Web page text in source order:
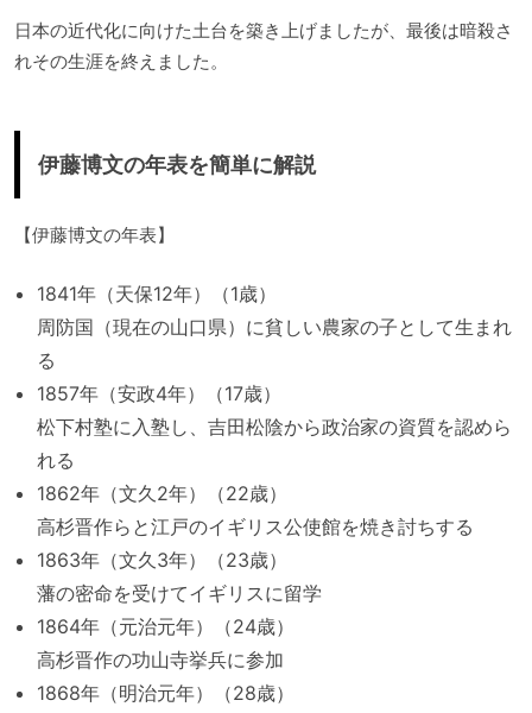
日本の近代化に向けた土台を築き上げましたが、最後は暗殺さ
れその生涯を終えました。
伊藤博文の年表を簡単に解説
【伊藤博文の年表】
1841年（天保12年）（1歳）
周防国（現在の山口県）に貧しい農家の子として生まれ
る
1857年（安政4年）（17歳）
松下村塾に入塾し、吉田松陰から政治家の資質を認めら
れる
1862年（文久2年）（22歳）
高杉晋作らと江戸のイギリス公使館を焼き討ちする
1863年（文久3年）（23歳）
藩の密命を受けてイギリスに留学
1864年（元治元年）（24歳）
高杉晋作の功山寺挙兵に参加
1868年（明治元年）（28歳）